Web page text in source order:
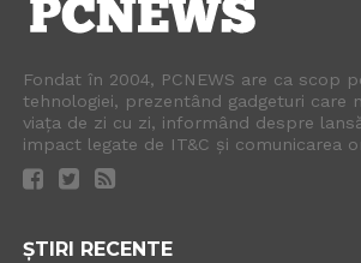
Fondat în 2004, PCNEWS are ca scop
tehnologiei, prezentând gadgeturi care
viața de zi cu zi, informând despre
impact legate de IT&C și comunicarea
ȘTIRI RECENTE